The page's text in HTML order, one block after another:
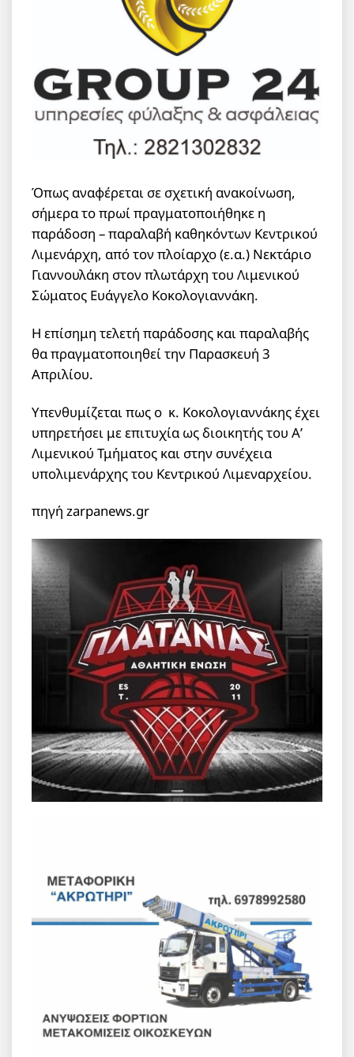
Όπως αναφέρεται σε σχετική ανακοίνωση,
σήμερα το πρωί πραγματοποιήθηκε η
παράδοση – παραλαβή καθηκόντων Κεντρικού
Λιμενάρχη, από τον πλοίαρχο (ε.α.) Νεκτάριο
Γιαννουλάκη στον πλωτάρχη του Λιμενικού
Σώματος Ευάγγελο Κοκολογιαννάκη.
Η επίσημη τελετή παράδοσης και παραλαβής
θα πραγματοποιηθεί την Παρασκευή 3
Απριλίου.
Υπενθυμίζεται πως ο κ. Κοκολογιαννάκης έχει
υπηρετήσει με επιτυχία ως διοικητής του Α’
Λιμενικού Τμήματος και στην συνέχεια
υπολιμενάρχης του Κεντρικού Λιμεναρχείου.
πηγή zarpanews.gr